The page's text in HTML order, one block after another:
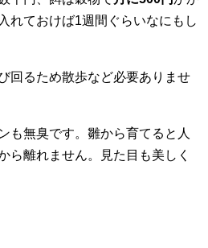
れておけば1週間ぐらいなにもし
回るため散歩など必要ありませ
も無臭です。雛から育てると人
ら離れません。見た目も美しく